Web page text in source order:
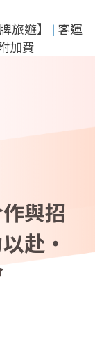
旅遊】 ​ | 客運
加費
與招
赴‧